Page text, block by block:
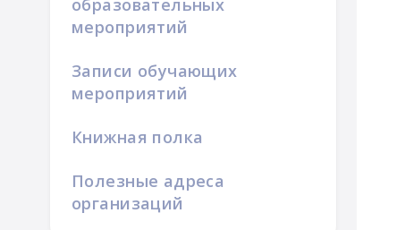
образовательных
мероприятий
Записи обучающих
мероприятий
Книжная полка
Полезные адреса
организаций